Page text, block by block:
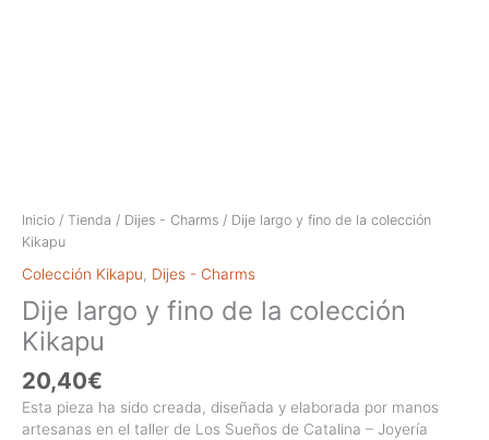
Inicio / Tienda / Dijes - Charms / Dije largo y fino de la colección
Kikapu
Colección Kikapu Dijes - Charms
Dije largo y fino de la colección
Kikapu
20,40€
Esta pieza ha sido creada, diseñada y elaborada por manos
artesanas en el taller de Los Sueños de Catalina – Joyería